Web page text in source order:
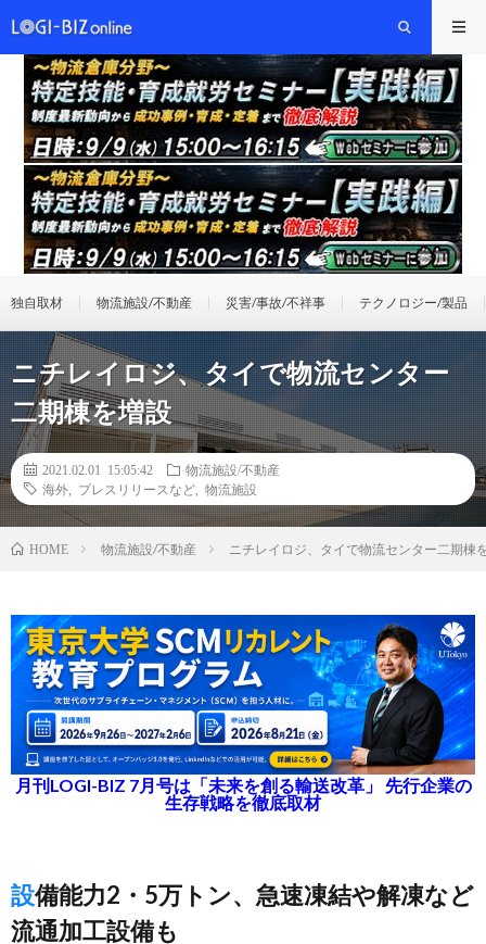
独自取材 物流施設/不動産 災害/事故/不祥事 テクノロジー/製品
ニチレイロジ、タイで物流センター
二期棟を増設
2021.02.01 15:05:42
物流施設/不動産
海外
プレスリリースなど 物流施設
HOME 物流施設/不動産 ニチレイロジ、タイで物流センター二期棟
月刊LOGI-BIZ 7月号は「未来を創る輸送改革」 先行企業の
生存戦略を徹底取材
設備能力2・5万トン、急速凍結や解凍など
流通加工設備も